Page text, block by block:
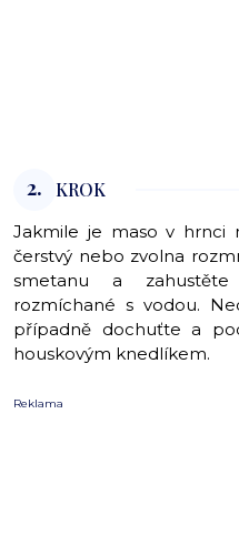
2. KROK
Jakmile je maso v hrnci
čerstvý nebo zvolna
smetanu a
rozmíchané s vodou.
případně dochuťte a
houskovým knedlíkem.
Reklama